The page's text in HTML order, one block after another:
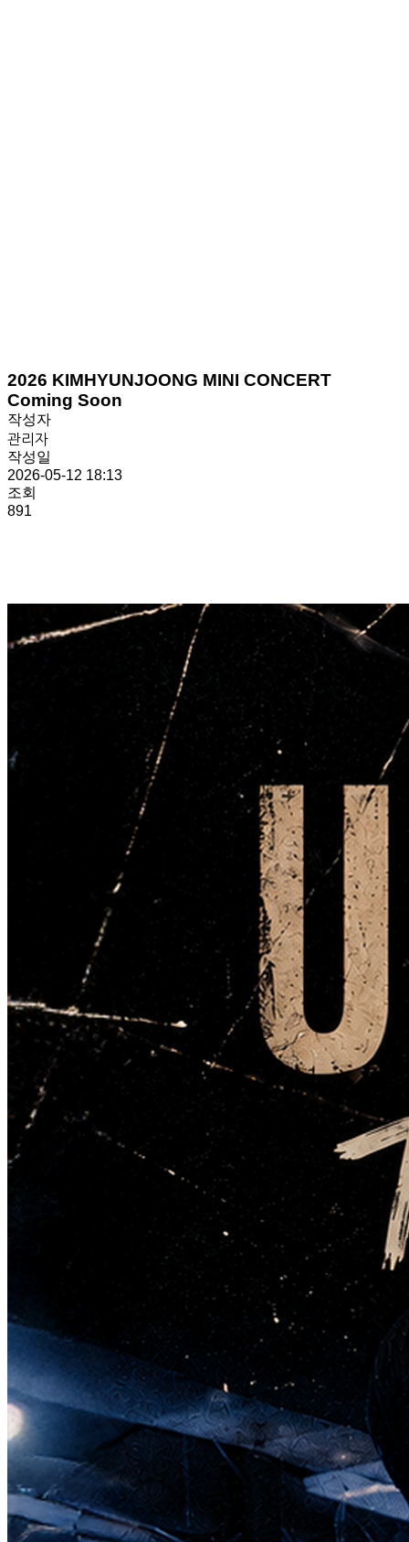
2026 KIMHYUNJOONG MINI CONCERT
Coming Soon
작성자
관리자
작성일
2026-05-12 18:13
조회
891